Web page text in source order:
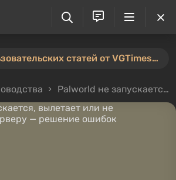
⚡️ Конкурс пользовательских статей от VGTimes продлён — участвуйте тут ⚡️
Palworld не запускается, вылетает или не подключается к серверу — решение ошибок